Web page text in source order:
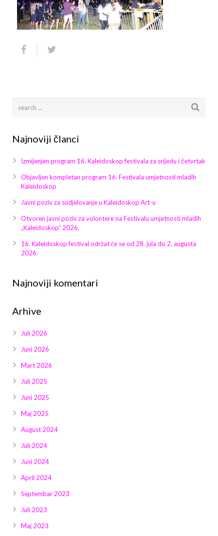
Video 2011
Video 2015
Video 2018
Galerija 2010
Galerija 2014
Galerija 2017
Galerija 2018
Galerija 2019
Galerija 2022
Galerija 2024
Galerija 2025
Arhiva
Najnoviji članci
Izmijenjen program 16. Kaleidoskop festivala za srijedu i četvrtak
Objavljen kompletan program 16. Festivala umjetnosti mladih
Kaleidoskop
Javni poziv za sudjelovanje u Kaleidoskop Art-u
Otvoren javni poziv za volontere na Festivalu umjetnosti mladih
„Kaleidoskop“ 2026.
16. Kaleidoskop festival održat će se od 28. jula do 2. augusta
2026.
Najnoviji komentari
Arhive
Juli 2026
Juni 2026
Mart 2026
Juli 2025
Juni 2025
Maj 2025
August 2024
Juli 2024
Juni 2024
April 2024
Septembar 2023
Juli 2023
Maj 2023